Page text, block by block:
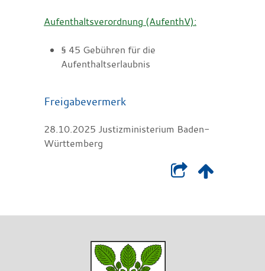
Aufenthaltsverordnung (AufenthV):
§ 45 Gebühren für die
Aufenthaltserlaubnis
Freigabevermerk
28.10.2025 Justizministerium Baden-
Württemberg